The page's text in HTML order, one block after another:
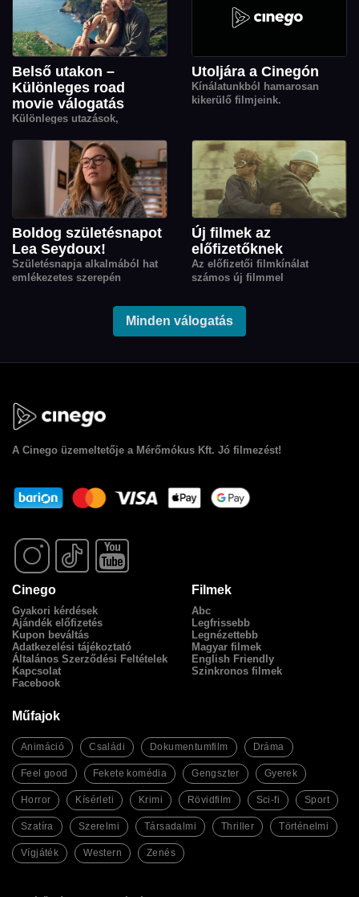
Belső utakon –
Különleges road
movie válogatás
Különleges utazások,
megtétele egyben önismereti
kaland is: válogatás a
legizgalmasabb kortárs road
movie-kból.
Utoljára a Cinegón
Kínálatunkból hamarosan
kikerülő filmjeink.
Boldog születésnapot
Lea Seydoux!
Születésnapja alkalmából hat
emlékezetes szerepén
Seydoux-t, a kortárs európai
film egyik legkarakteresebb
Új filmek az
előfizetőknek
Az előfizetői filmkínálat
számos új filmmel
Minden válogatás
A Cinego üzemeltetője a Mérőmókus Kft. Jó filmezést!
Cinego
Gyakori kérdések
Ajándék előfizetés
Kupon beváltás
Adatkezelési tájékoztató
Általános Szerződési Feltételek
Kapcsolat
Facebook
Filmek
Abc
Legfrissebb
Legnézettebb
Magyar filmek
English Friendly
Szinkronos filmek
Műfajok
Animáció Családi Dokumentumfilm Dráma
Feel good Fekete komédia Gengszter Gyerek
Horror Kísérleti Krimi Rövidfilm Sci-fi Sport
Szatíra Szerelmi Társadalmi Thriller Történelmi
Vígjáték Western Zenés